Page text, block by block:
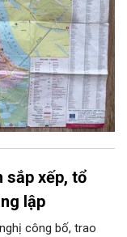
sắp xếp, tổ
lập
công bố, trao